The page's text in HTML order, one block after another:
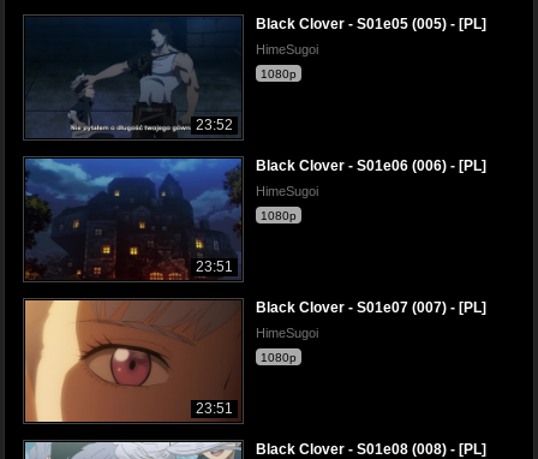
23:52
Black Clover - S01e05 (005) - [PL]
HimeSugoi
1080p
23:51
Black Clover - S01e06 (006) - [PL]
HimeSugoi
1080p
23:51
Black Clover - S01e07 (007) - [PL]
HimeSugoi
1080p
Black Clover - S01e08 (008) - [PL]